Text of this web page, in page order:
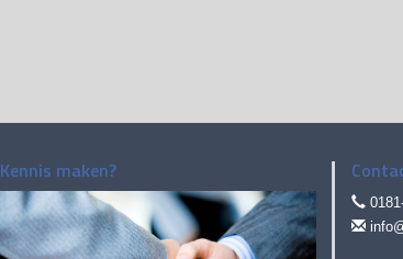
Kennis maken?